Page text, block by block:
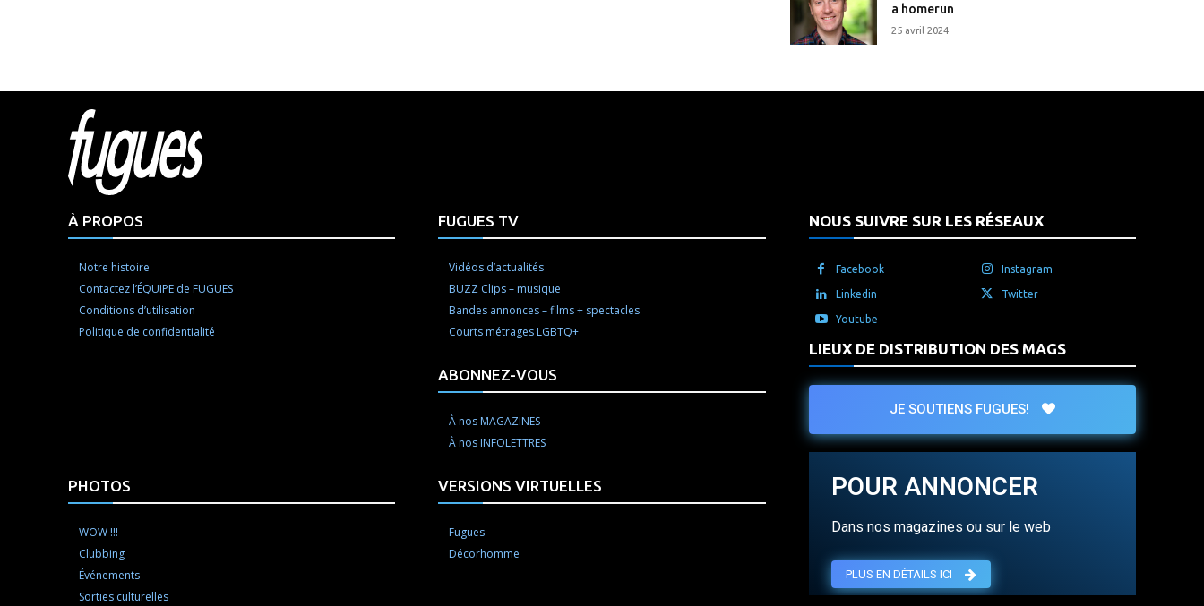
a homerun
25 avril 2024
À PROPOS
Notre histoire
Contactez l’ÉQUIPE de FUGUES
Conditions d’utilisation
Politique de confidentialité
FUGUES TV
Vidéos d’actualités
BUZZ Clips – musique
Bandes annonces – films + spectacles
Courts métrages LGBTQ+
ABONNEZ-VOUS
À nos MAGAZINES
À nos INFOLETTRES
PHOTOS
WOW !!!
Clubbing
Événements
Sorties culturelles
VERSIONS VIRTUELLES
Fugues
Décorhomme
NOUS SUIVRE SUR LES RÉSEAUX
Facebook Instagram
Linkedin Twitter
Youtube
LIEUX DE DISTRIBUTION DES MAGS
JE SOUTIENS FUGUES!
POUR ANNONCER
Dans nos magazines ou sur le web
PLUS EN DÉTAILS ICI